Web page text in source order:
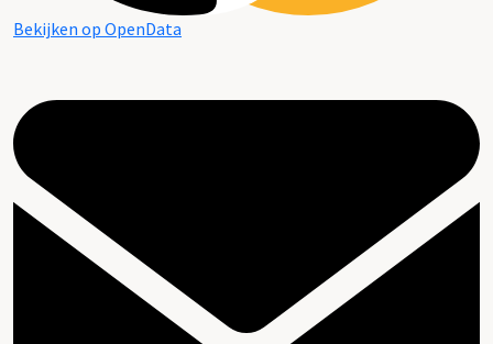
Bekijken op OpenData